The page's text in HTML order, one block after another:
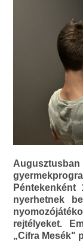
Péntekenként
nyerhetnek
rejtélyeket.
„Cifra Mesék"